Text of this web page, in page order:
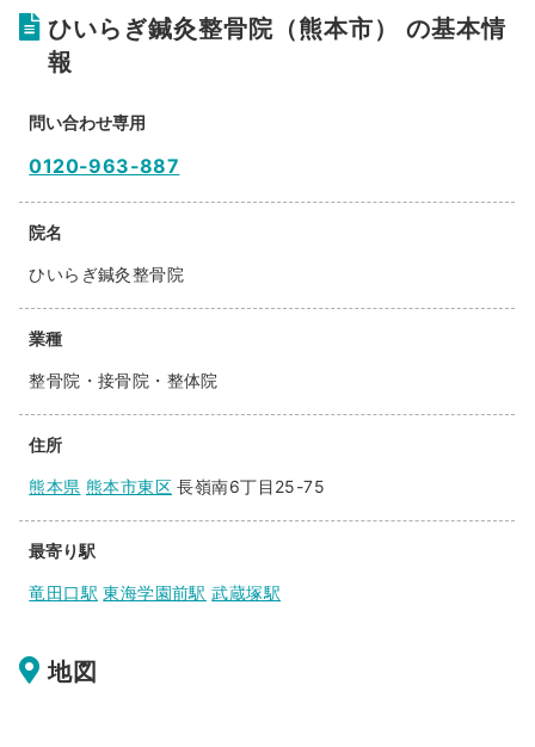
ひいらぎ鍼灸整骨院（熊本市） の基本情
報
問い合わせ専用
0120-963-887
院名
ひいらぎ鍼灸整骨院
業種
整骨院・接骨院・整体院
住所
熊本県 熊本市東区 長嶺南6丁目25-75
最寄り駅
竜田口駅 東海学園前駅 武蔵塚駅
地図